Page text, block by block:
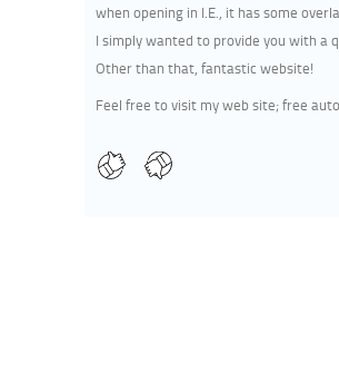
when opening in I.E., it has some
I simply wanted to provide you with a
Other than that, fantastic website!
Feel free to visit my web site; free